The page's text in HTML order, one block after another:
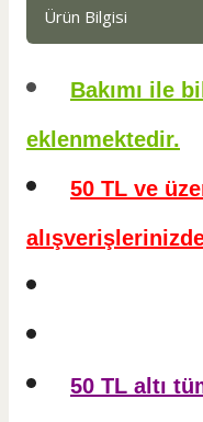
Ürün Bilgisi
Bakımı ile
eklenmektedir.
50 TL ve
50 TL altı